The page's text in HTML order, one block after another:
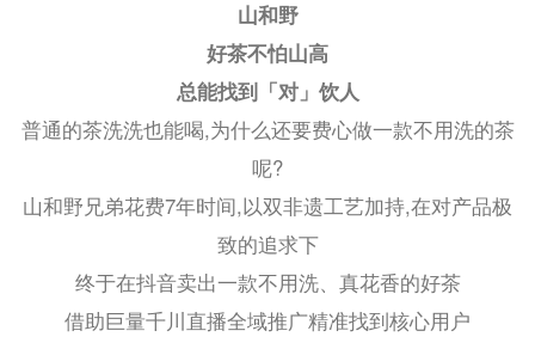
山和野
好茶不怕山高
总能找到「对」饮人
普通的茶洗洗也能喝,为什么还要费心做一款不用洗的茶
呢?
山和野兄弟花费7年时间,以双非遗工艺加持,在对产品极
致的追求下
终于在抖音卖出一款不用洗、真花香的好茶
借助巨量千川直播全域推广精准找到核心用户